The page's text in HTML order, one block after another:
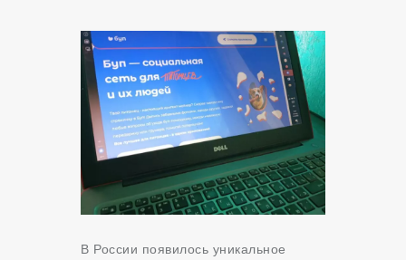
КОНТАКТЫ
В России появилось уникальное